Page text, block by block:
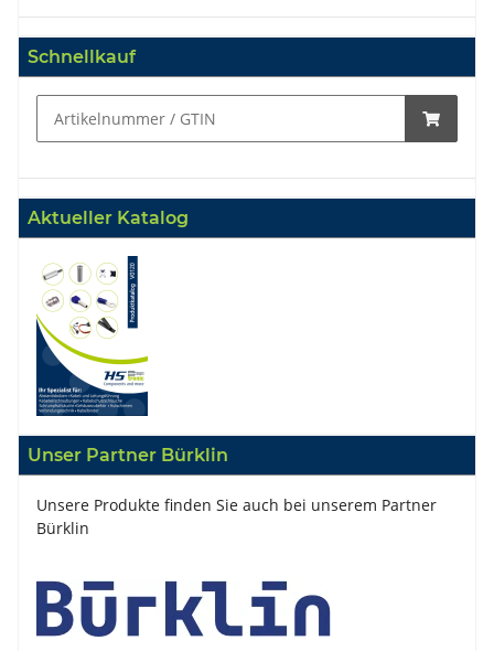
Schnellkauf
Aktueller Katalog
Unser Partner Bürklin
Unsere Produkte finden Sie auch bei unserem Partner
Bürklin